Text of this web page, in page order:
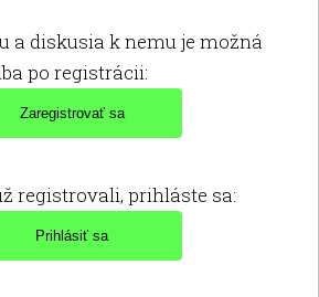
a diskusia k nemu je možná
po registrácii:
registrovali, prihláste sa: